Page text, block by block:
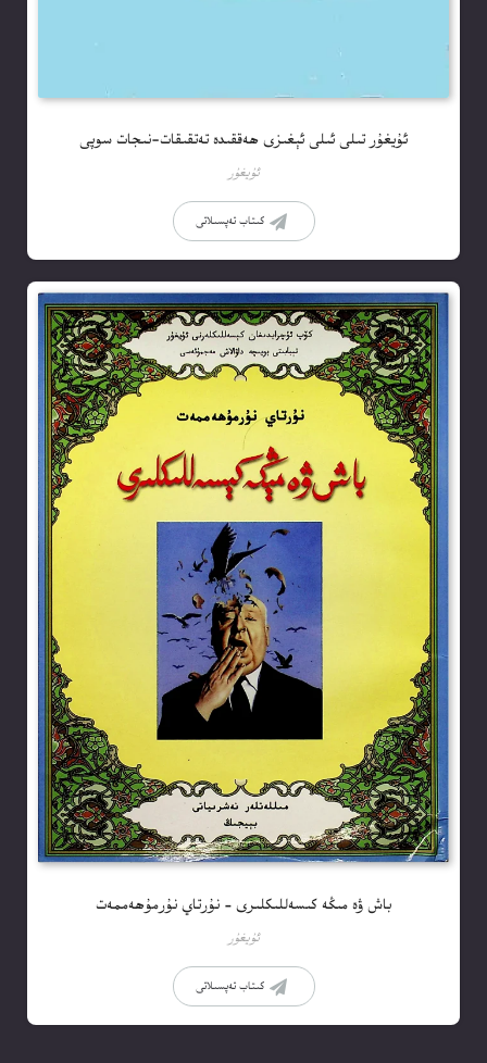
ئۇيغۇر تىلى ئىلى ئېغىزى ھەققىدە تەتقىقات-نىجات سوپى
ئۇيغۇر
كىتاب تەپسىلاتى
باش ۋە مىڭە كىسەللىكلىرى – نۇرتاي نۇرمۇھەممەت
ئۇيغۇر
كىتاب تەپسىلاتى